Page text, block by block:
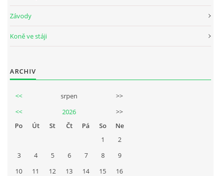
Závody
Koně ve stáji
ARCHIV
<< srpen
>>
<<
2026
>>
Po
Út St Čt Pá So
Ne
1
2
3
4 5 6 7 8
9
10
11 12 13 14 15 16